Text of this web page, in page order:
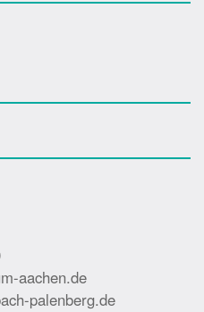
aachen.de
palenberg.de